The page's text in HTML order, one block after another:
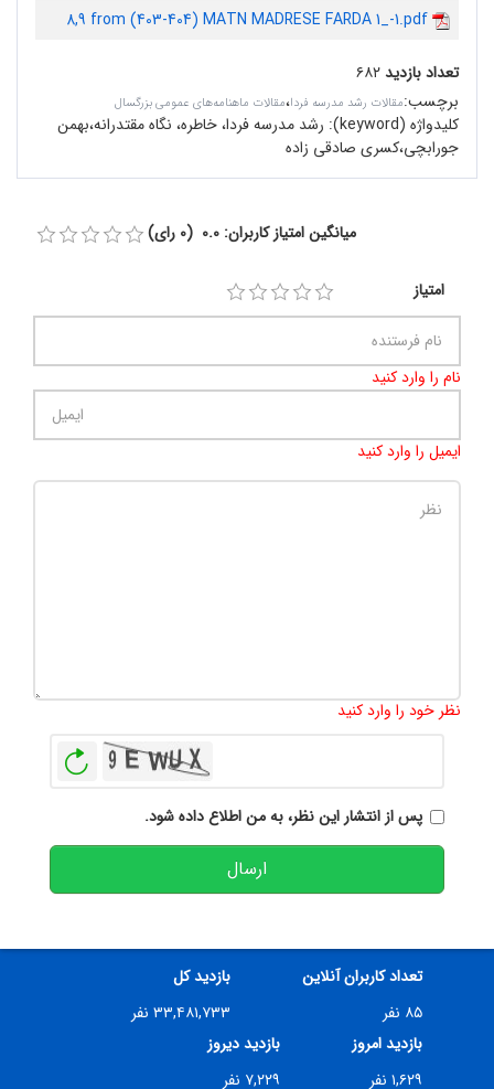
8,9 from (403-404) MATN MADRESE FARDA 1_-1.pdf
تعداد بازدید۶۸۲
برچسب:مقالات رشد مدرسه فردا،مقالات ماهنامه‌های عمومی بزرگسال
کلیدواژه (keyword):
رشد مدرسه فردا، خاطره، نگاه مقتدرانه،بهمن
جورابچی،کسری صادقی زاده
میانگین امتیاز کاربران: 0.0 (0 رای)
امتیاز
نام را وارد کنید
ایمیل را وارد کنید
نظر خود را وارد کنید
پس از انتشار این نظر، به من اطلاع داده شود.
ارسال
تعداد کاربران آنلاین
۸۵ نفر
بازدید کل
۳۳,۴۸۱,۷۳۳ نفر
بازدید امروز
۱,۶۲۹ نفر
بازدید دیروز
۷,۲۲۹ نفر